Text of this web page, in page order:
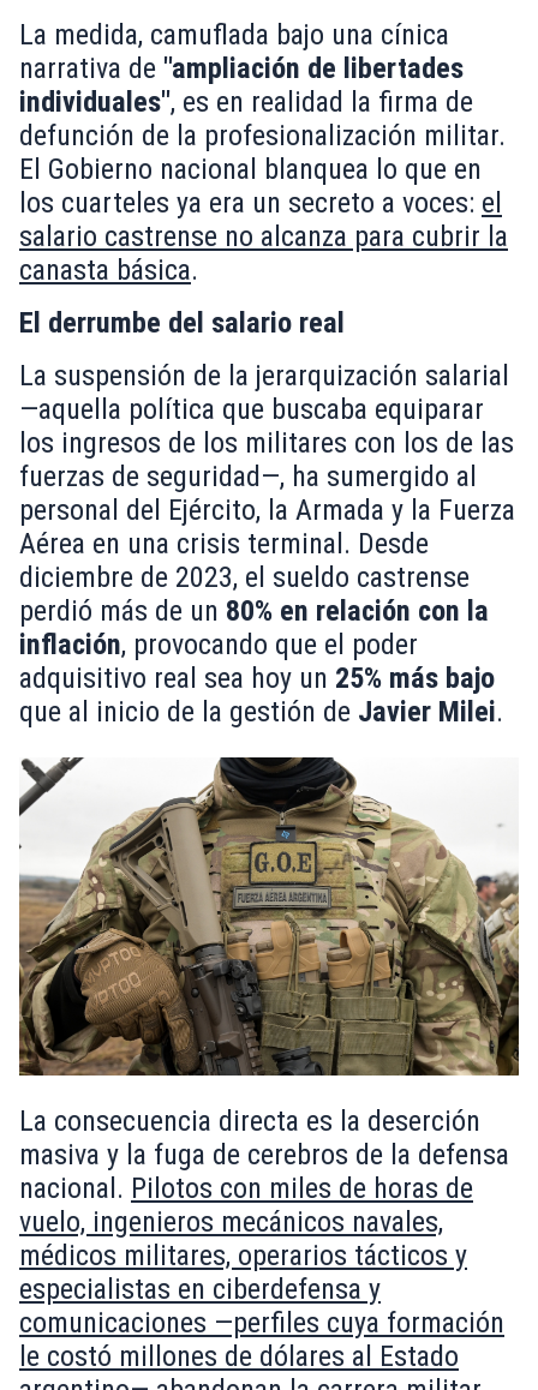
La medida, camuflada bajo una cínica
narrativa de "ampliación de libertades
individuales", es en realidad la firma de
defunción de la profesionalización militar.
El Gobierno nacional blanquea lo que en
los cuarteles ya era un secreto a voces: el
salario castrense no alcanza para cubrir la
canasta básica.
El derrumbe del salario real
La suspensión de la jerarquización salarial
—aquella política que buscaba equiparar
los ingresos de los militares con los de las
fuerzas de seguridad—, ha sumergido al
personal del Ejército, la Armada y la Fuerza
Aérea en una crisis terminal. Desde
diciembre de 2023, el sueldo castrense
perdió más de un 80% en relación con la
inflación, provocando que el poder
adquisitivo real sea hoy un 25% más bajo
que al inicio de la gestión de Javier Milei.
La consecuencia directa es la deserción
masiva y la fuga de cerebros de la defensa
nacional. Pilotos con miles de horas de
vuelo, ingenieros mecánicos navales,
médicos militares, operarios tácticos y
especialistas en ciberdefensa y
comunicaciones —perfiles cuya formación
le costó millones de dólares al Estado